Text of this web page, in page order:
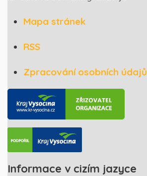
Mapa stránek
RSS
Zpracování osobních údajů
Informace v cizím jazyce